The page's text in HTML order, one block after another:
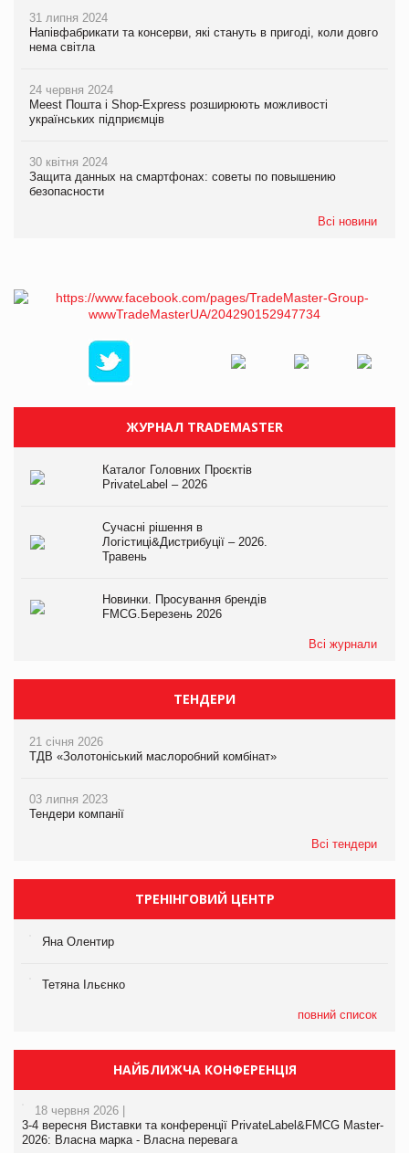
31 липня 2024
Напівфабрикати та консерви, які стануть в пригоді, коли довго
нема світла
24 червня 2024
Meest Пошта і Shop-Express розширюють можливості
українських підприємців
30 квітня 2024
Защита данных на смартфонах: советы по повышению
безопасности
Всі новини
ЖУРНАЛ TRADEMASTER
Каталог Головних Проєктів
PrivateLabel – 2026
Сучасні рішення в
Логістиці&Дистрибуції – 2026.
Травень
Новинки. Просування брендів
FMCG.Березень 2026
Всі журнали
ТЕНДЕРИ
21 січня 2026
ТДВ «Золотоніський маслоробний комбінат»
03 липня 2023
Тендери компанії
Всі тендери
ТРЕНІНГОВИЙ ЦЕНТР
Яна Олентир
Тетяна Ільєнко
повний список
НАЙБЛИЖЧА КОНФЕРЕНЦІЯ
18 червня 2026 |
3-4 вересня Виставки та конференції PrivateLabel&FMCG Master-
2026: Власна марка - Власна перевага